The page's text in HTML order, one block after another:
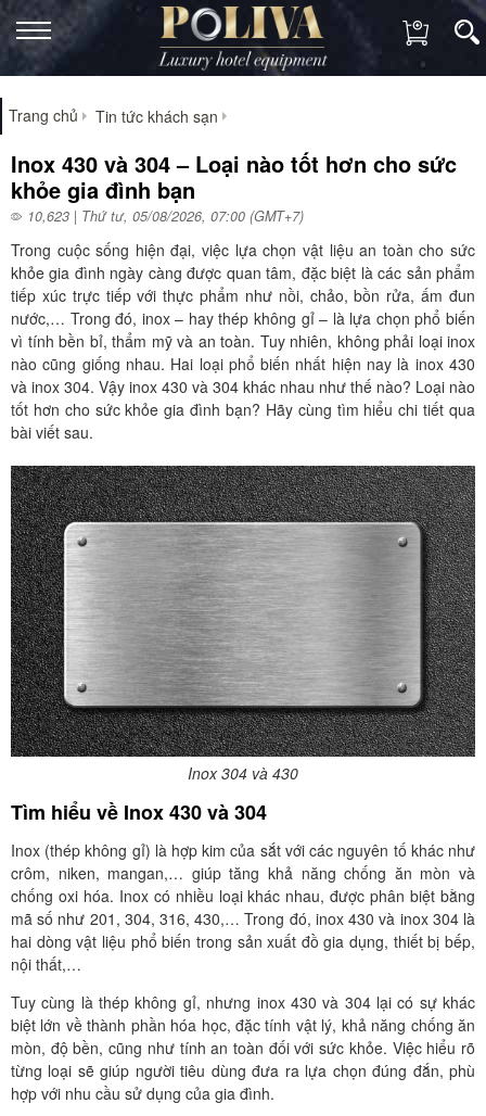
Trang chủ Tin tức khách sạn
Inox 430 và 304 – Loại nào tốt hơn cho sức
khỏe gia đình bạn
10,623 | Thứ tư, 05/08/2026, 07:00 (GMT+7)
Trong cuộc sống hiện đại, việc lựa chọn vật liệu an toàn cho sức
khỏe gia đình ngày càng được quan tâm, đặc biệt là các sản phẩm
tiếp xúc trực tiếp với thực phẩm như nồi, chảo, bồn rửa, ấm đun
nước,… Trong đó, inox – hay thép không gỉ – là lựa chọn phổ biến
vì tính bền bỉ, thẩm mỹ và an toàn. Tuy nhiên, không phải loại inox
nào cũng giống nhau. Hai loại phổ biến nhất hiện nay là inox 430
và inox 304. Vậy inox 430 và 304 khác nhau như thế nào? Loại nào
tốt hơn cho sức khỏe gia đình bạn? Hãy cùng tìm hiểu chi tiết qua
bài viết sau.
Inox 304 và 430
Tìm hiểu về Inox 430 và 304
Inox (thép không gỉ) là hợp kim của sắt với các nguyên tố khác như
crôm, niken, mangan,… giúp tăng khả năng chống ăn mòn và
chống oxi hóa. Inox có nhiều loại khác nhau, được phân biệt bằng
mã số như 201, 304, 316, 430,… Trong đó, inox 430 và inox 304 là
hai dòng vật liệu phổ biến trong sản xuất đồ gia dụng, thiết bị bếp,
nội thất,…
Tuy cùng là thép không gỉ, nhưng inox 430 và 304 lại có sự khác
biệt lớn về thành phần hóa học, đặc tính vật lý, khả năng chống ăn
mòn, độ bền, cũng như tính an toàn đối với sức khỏe. Việc hiểu rõ
từng loại sẽ giúp người tiêu dùng đưa ra lựa chọn đúng đắn, phù
hợp với nhu cầu sử dụng của gia đình.